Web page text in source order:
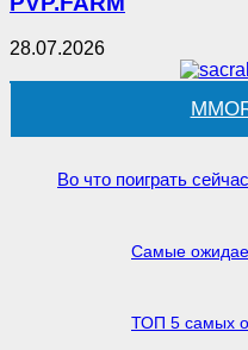
28.07.2026
Во что поиграть сейчас
Самые
ТОП 5 самых